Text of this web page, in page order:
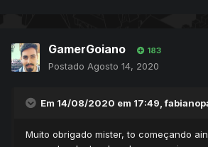
GamerGoiano 183
Postado Agosto 14, 2020
Em 14/08/2020 em 17:49,
Muito obrigado mister, to começando